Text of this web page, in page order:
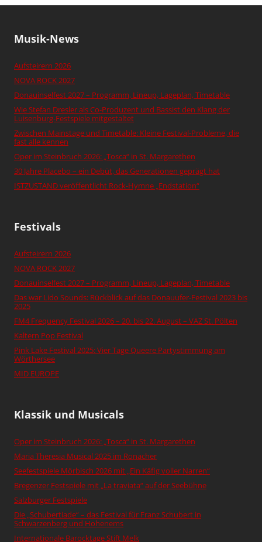
Musik-News
Aufsteirern 2026
NOVA ROCK 2027
Donauinselfest 2027 – Programm, Lineup, Lageplan, Timetable
Wie Stefan Dresler als Co-Produzent und Bassist den Klang der
Luisenburg-Festspiele mitgestaltet
Zwischen Mainstage und Timetable: Kleine Festival-Probleme, die
fast alle kennen
Oper im Steinbruch 2026: „Tosca“ in St. Margarethen
30 Jahre Placebo – ein Debüt, das Generationen geprägt hat
ISTZUSTAND veröffentlicht Rock-Hymne „Endstation“
Festivals
Aufsteirern 2026
NOVA ROCK 2027
Donauinselfest 2027 – Programm, Lineup, Lageplan, Timetable
Das war Lido Sounds: Rückblick auf das Donauufer-Festival 2023 bis
2025
FM4 Frequency Festival 2026 – 20. bis 22. August – VAZ St. Pölten
Kaltern Pop Festival
Pink Lake Festival 2025: Vier Tage Queere Partystimmung am
Wörthersee
MID EUROPE
Klassik und Musicals
Oper im Steinbruch 2026: „Tosca“ in St. Margarethen
Maria Theresia Musical 2025 im Ronacher
Seefestspiele Mörbisch 2026 mit „Ein Käfig voller Narren“
Bregenzer Festspiele mit „La traviata“ auf der Seebühne
Salzburger Festspiele
Die „Schubertiade“ – das Festival für Franz Schubert in
Schwarzenberg und Hohenems
Internationale Barocktage Stift Melk